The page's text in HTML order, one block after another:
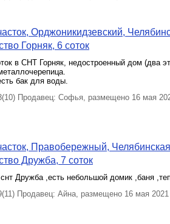
Орджоникидзевский,
Горняк, 6 соток
в СНТ Горняк, недостроенный дом (два
бак для воды.
Продавец: Софья, размещено 16 мая
Правобережный,
Дружба, 7 соток
Дружба ,есть небольшой домик ,баня
Продавец: Айна, размещено 16 мая 2021